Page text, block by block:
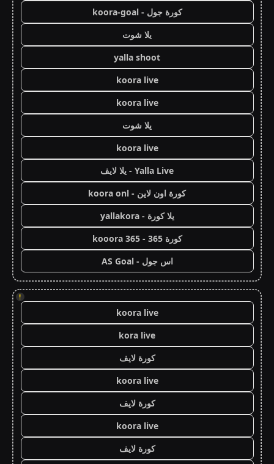
كورة جول - koora-goal
يلا شوت
yalla shoot
koora live
koora live
يلا شوت
koora live
Yalla Live - يلا لايف
كورة اون لاين - koora onl
يلا كورة - yallakora
كورة 365 - kooora 365
اس جول - AS Goal
!
koora live
kora live
كورة لايف
koora live
كورة لايف
koora live
كورة لايف